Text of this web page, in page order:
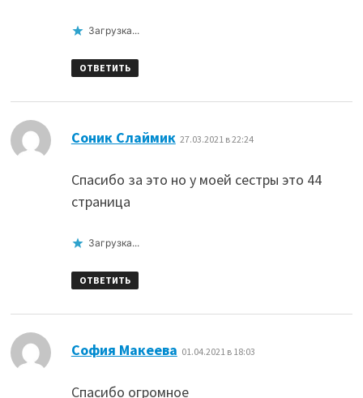
Загрузка...
ОТВЕТИТЬ
Соник Слаймик 27.03.2021 в 22:24
Спасибо за это но у моей сестры это 44
страница
Загрузка...
ОТВЕТИТЬ
София Макеева 01.04.2021 в 18:03
Спасибо огромное